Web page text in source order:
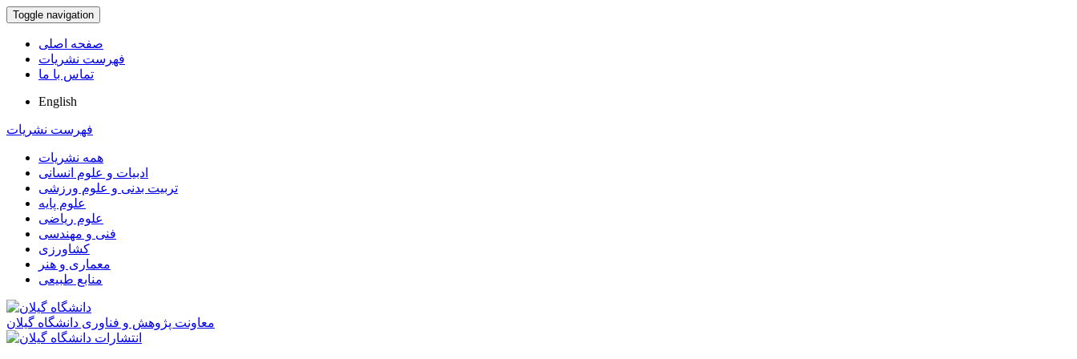
Toggle navigation
صفحه اصلی
فهرست نشریات
تماس با ما
English
فهرست نشریات
همه نشریات
ادبیات و علوم انسانی
تربیت بدنی و علوم ورزشی
علوم پایه
علوم ریاضی
فنی و مهندسی
کشاورزی
معماری و هنر
منابع طبیعی
معاونت پژوهش و فناوری دانشگاه گیلان